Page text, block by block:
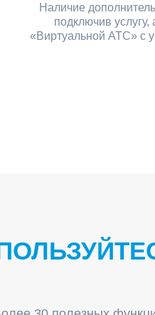
Наличие
подключив
«Виртуальной АТС» с